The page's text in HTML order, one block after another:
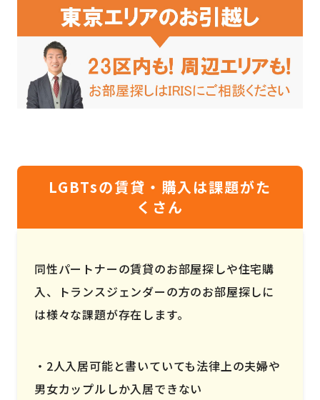
LGBTsの賃貸・購入は課題がた
くさん
同性パートナーの賃貸のお部屋探しや住宅購
入、トランスジェンダーの方のお部屋探しに
は様々な課題が存在します。
2人入居可能と書いていても法律上の夫婦や
男女カップルしか入居できない